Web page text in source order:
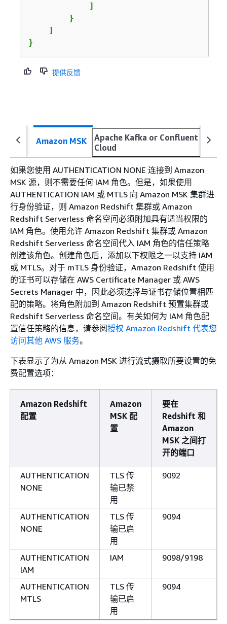
            ]
        }
    ]
}
提供反馈
Amazon MSK
Apache Kafka or Confluent
Cloud
如果您使用 AUTHENTICATION NONE 连接到 Amazon
MSK 源，则不需要任何 IAM 角色。但是，如果使用
AUTHENTICATION IAM 或 MTLS 向 Amazon MSK 集群进
行身份验证，则 Amazon Redshift 集群或 Amazon
Redshift Serverless 命名空间必须附加具有适当权限的
IAM 角色。使用允许 Amazon Redshift 集群或 Amazon
Redshift Serverless 命名空间代入 IAM 角色的信任策略
创建该角色。创建角色后，添加以下权限之一以支持 IAM
或 MTLS。对于 mTLS 身份验证，Amazon Redshift 使用
的证书可以存储在 AWS Certificate Manager 或 AWS
Secrets Manager 中，因此必须选择与证书存储位置相匹
配的策略。将角色附加到 Amazon Redshift 预置集群或
Redshift Serverless 命名空间。有关如何为 IAM 角色配
置信任策略的信息，请参阅授权 Amazon Redshift 代表您
访问其他 AWS 服务。
下表显示了为从 Amazon MSK 进行流式摄取所要设置的免
费配置选项：
Amazon Redshift
配置
Amazon
MSK 配
置
要在
Redshift 和
Amazon
MSK 之间打
开的端口
AUTHENTICATION
NONE
TLS 传
输已禁
用
9092
AUTHENTICATION
NONE
TLS 传
输已启
用
9094
AUTHENTICATION
IAM
IAM 9098/9198
AUTHENTICATION
MTLS
TLS 传
输已启
用
9094